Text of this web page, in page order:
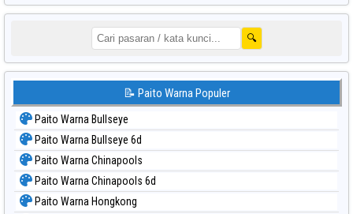
🔍
📝 Paito Warna Populer
Paito Warna Bullseye
Paito Warna Bullseye 6d
Paito Warna Chinapools
Paito Warna Chinapools 6d
Paito Warna Hongkong